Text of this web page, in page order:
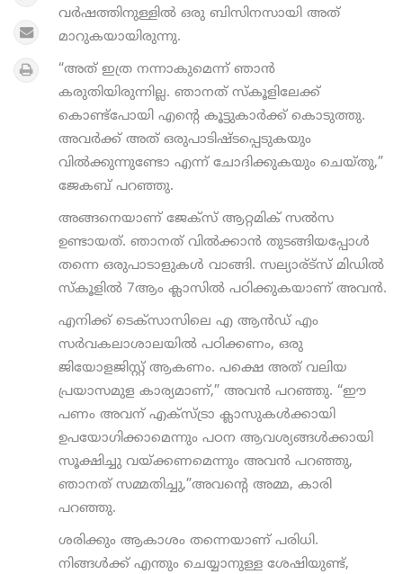
വര്‍ഷത്തിനുള്ളില്‍ ഒരു ബിസിനസായി അത്
മാറുകയായിരുന്നു.
“അത് ഇത്ര നന്നാകുമെന്ന്‍ ഞാന്‍
കരുതിയിരുന്നില്ല. ഞാനത് സ്കൂളിലേക്ക്
കൊണ്ട്പോയി എന്‍റെ കൂട്ടുകാര്‍ക്ക് കൊടുത്തു.
അവര്‍ക്ക് അത് ഒരുപാടിഷ്ടപ്പെടുകയും
വില്‍ക്കുന്നുണ്ടോ എന്ന് ചോദിക്കുകയും ചെയ്തു,”
ജേകബ് പറഞ്ഞു.
അങ്ങനെയാണ് ജേക്സ് ആറ്റമിക് സല്‍സ
ഉണ്ടായത്. ഞാനത് വില്‍ക്കാന്‍ തുടങ്ങിയപ്പോള്‍
തന്നെ ഒരുപാടാളുകള്‍ വാങ്ങി. സല്യാര്ട്സ് മിഡില്‍
സ്കൂളില്‍ 7ആം ക്ലാസില്‍ പഠിക്കുകയാണ് അവന്‍.
എനിക്ക് ടെക്സാസിലെ എ ആന്‍ഡ്‌ എം
സര്‍വകലാശാലയില്‍ പഠിക്കണം, ഒരു
ജിയോളജിസ്റ്റ് ആകണം. പക്ഷെ അത് വലിയ
പ്രയാസമുള കാര്യമാണ്,” അവന്‍ പറഞ്ഞു. “ഈ
പണം അവന് എക്സ്ട്രാ ക്ലാസുകള്‍ക്കായി
ഉപയോഗിക്കാമെന്നും പഠന ആവശ്യങ്ങള്‍ക്കായി
സൂക്ഷിച്ചു വയ്ക്കണമെന്നും അവന്‍ പറഞ്ഞു,
ഞാനത് സമ്മതിച്ചു,”അവന്‍റെ അമ്മ, കാരി
പറഞ്ഞു.
ശരിക്കും ആകാശം തന്നെയാണ് പരിധി.
നിങ്ങള്‍ക്ക് എന്തും ചെയ്യാനുള്ള ശേഷിയുണ്ട്,